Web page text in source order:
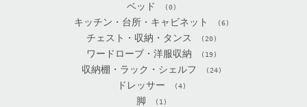
ベッド (0)
キッチン・台所・キャビネット (6)
チェスト・収納・タンス (20)
ワードローブ・洋服収納 (19)
収納棚・ラック・シェルフ (24)
ドレッサー (4)
脚 (1)